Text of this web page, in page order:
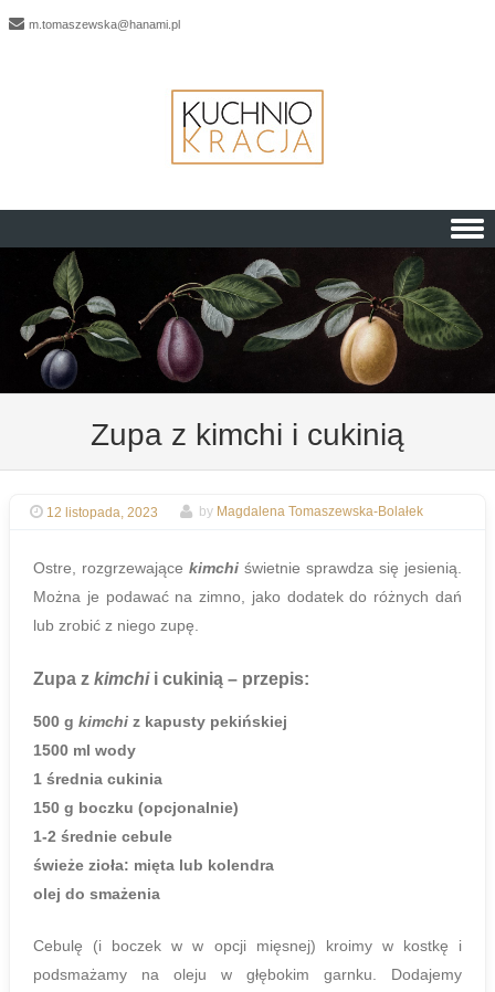
m.tomaszewska@hanami.pl
Skip to content
Zupa z kimchi i cukinią
12 listopada, 2023 by Magdalena Tomaszewska-Bolałek
Ostre, rozgrzewające kimchi świetnie sprawdza się jesienią.
Można je podawać na zimno, jako dodatek do różnych dań
lub zrobić z niego zupę.
Zupa z kimchii cukinią – przepis:
500 g kimchi z kapusty pekińskiej
1500 ml wody
1 średnia cukinia
150 g boczku (opcjonalnie)
1-2 średnie cebule
świeże zioła: mięta lub kolendra
olej do smażenia
Cebulę (i boczek w w opcji mięsnej) kroimy w kostkę i
podsmażamy na oleju w głębokim garnku. Dodajemy